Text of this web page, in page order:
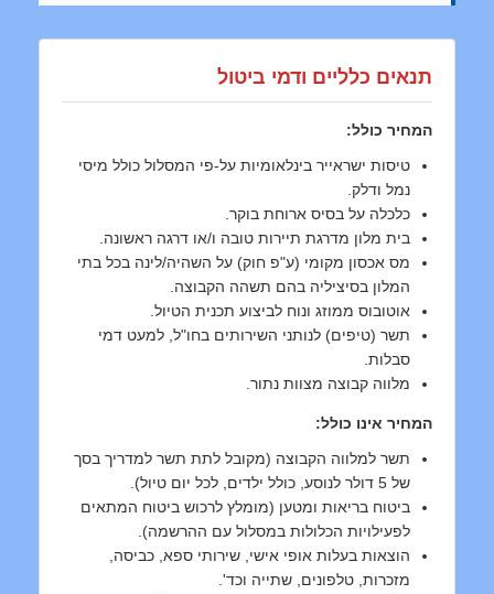
תנאים כלליים ודמי ביטול
המחיר כולל:
טיסות ישראייר בינלאומיות על-פי המסלול כולל מיסי
נמל ודלק.
כלכלה על בסיס ארוחת בוקר.
בית מלון מדרגת תיירות טובה ו/או דרגה ראשונה.
מס אכסון מקומי (ע"פ חוק) על השהיה/לינה בכל בתי
המלון בסיציליה בהם תשהה הקבוצה.
אוטובוס ממוזג ונוח לביצוע תכנית הטיול.
תשר (טיפים) לנותני השירותים בחו"ל, למעט דמי
סבלות.
מלווה קבוצה מצוות נתור.
המחיר אינו כולל:
תשר למלווה הקבוצה (מקובל לתת תשר למדריך בסך
של 5 דולר לנוסע, כולל ילדים, לכל יום טיול).
ביטוח בריאות ומטען (מומלץ לרכוש ביטוח המתאים
לפעילויות הכלולות במסלול עם ההרשמה).
הוצאות בעלות אופי אישי, שירותי ספא, כביסה,
מזכרות, טלפונים, שתייה וכד'.